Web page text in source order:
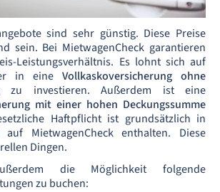
sind sehr günstig. Diese Preise
sein. Bei MietwagenCheck garantieren
Leistungsverhältnis. Es lohnt sich auf
in eine Vollkaskoversicherung ohne
zu investieren. Außerdem ist eine
mit einer hohen Deckungssumme
Haftpflicht ist grundsätzlich in
MietwagenCheck enthalten. Diese
Dingen.
die Möglichkeit folgende
zu buchen: